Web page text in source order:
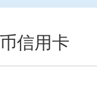
信用卡